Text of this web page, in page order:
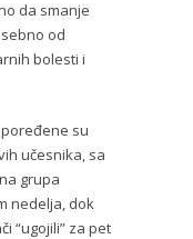
da smanje
od
bolesti i
poređene su
učesnika, sa
grupa
nedelja, dok
“ugojili” za pet